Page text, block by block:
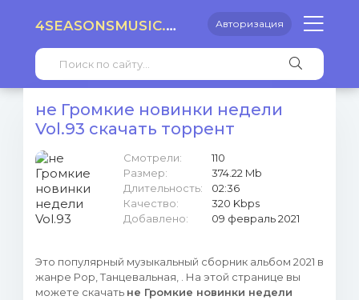
4SEASONSMUSIC.RU Авторизация
не Громкие новинки недели
Vol.93 скачать торрент
Смотрели:
110
Размер:
374.22 Mb
Длительность:
02:36
Качество:
320 Kbps
Добавлено:
09 февраль 2021
Это популярный музыкальный сборник альбом 2021 в
жанре Pop, Танцевальная, . На этой странице вы
можете скачать не Громкие новинки недели